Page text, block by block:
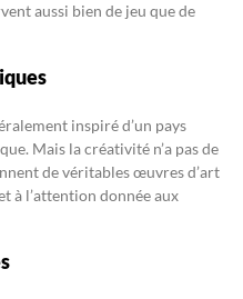
aussi bien de jeu que de
inspiré d’un pays
Mais la créativité n’a pas de
de véritables œuvres d’art
à l’attention donnée aux